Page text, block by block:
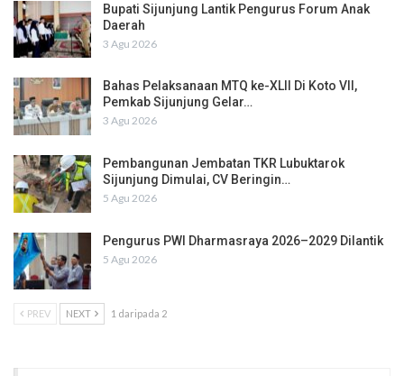
Bupati Sijunjung Lantik Pengurus Forum Anak
Daerah
3 Agu 2026
Bahas Pelaksanaan MTQ ke-XLII Di Koto VII,
Pemkab Sijunjung Gelar…
3 Agu 2026
Pembangunan Jembatan TKR Lubuktarok
Sijunjung Dimulai, CV Beringin…
5 Agu 2026
Pengurus PWI Dharmasraya 2026–2029 Dilantik
5 Agu 2026
PREV NEXT 1 daripada 2